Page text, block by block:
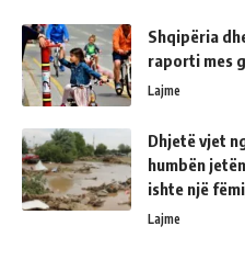
Shqipëria
raporti mes
Lajme
Dhjetë vjet
humbën
ishte një
Lajme